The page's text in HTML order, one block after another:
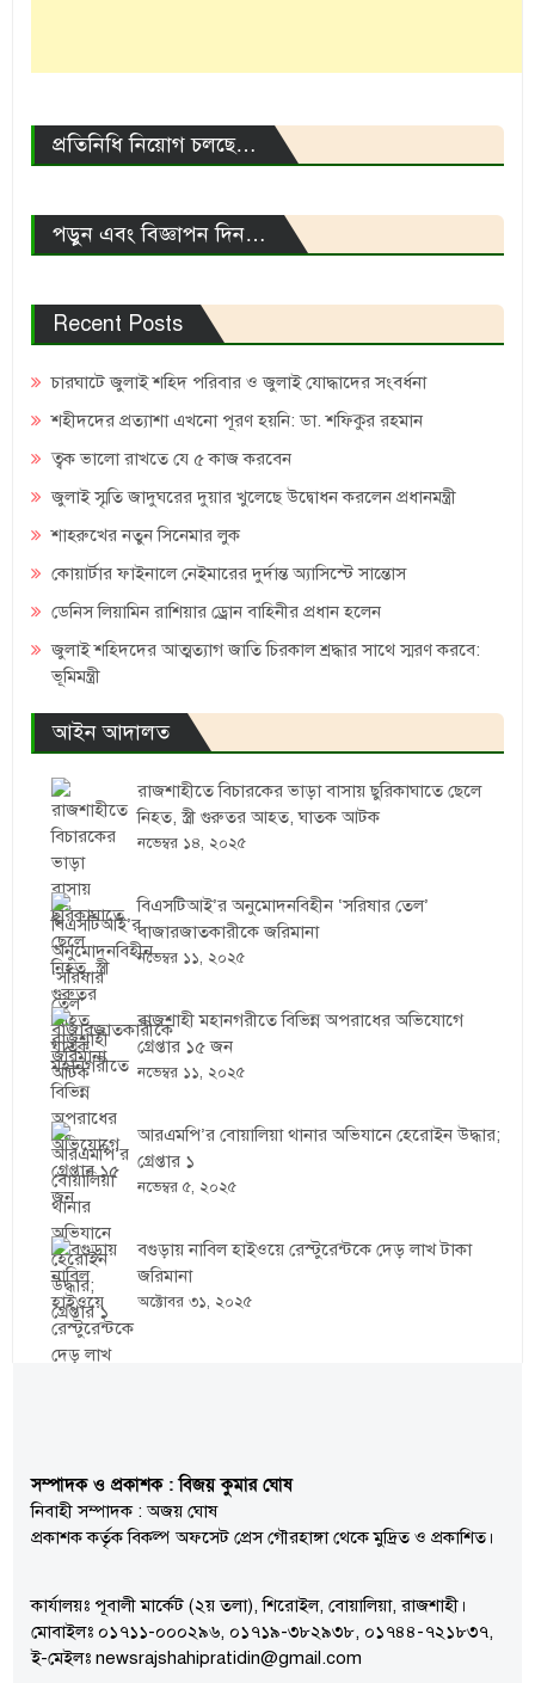
প্রতিনিধি নিয়োগ চলছে…
পড়ুন এবং বিজ্ঞাপন দিন…
Recent Posts
চারঘাটে জুলাই শহিদ পরিবার ও জুলাই যোদ্ধাদের সংবর্ধনা
শহীদদের প্রত্যাশা এখনো পূরণ হয়নি: ডা. শফিকুর রহমান
ত্বক ভালো রাখতে যে ৫ কাজ করবেন
জুলাই স্মৃতি জাদুঘরের দুয়ার খুলেছে উদ্বোধন করলেন প্রধানমন্ত্রী
শাহরুখের নতুন সিনেমার লুক
কোয়ার্টার ফাইনালে নেইমারের দুর্দান্ত অ্যাসিস্টে সান্তোস
ডেনিস লিয়ামিন রাশিয়ার ড্রোন বাহিনীর প্রধান হলেন
জুলাই শহিদদের আত্মত্যাগ জাতি চিরকাল শ্রদ্ধার সাথে স্মরণ করবে:
ভূমিমন্ত্রী
আইন আদালত
রাজশাহীতে বিচারকের ভাড়া বাসায় ছুরিকাঘাতে ছেলে
নিহত, স্ত্রী গুরুতর আহত, ঘাতক আটক
নভেম্বর ১৪, ২০২৫
বিএসটিআই’র অনুমোদনবিহীন ‘সরিষার তেল’
বাজারজাতকারীকে জরিমানা
নভেম্বর ১১, ২০২৫
রাজশাহী মহানগরীতে বিভিন্ন অপরাধের অভিযোগে
গ্রেপ্তার ১৫ জন
নভেম্বর ১১, ২০২৫
আরএমপি’র বোয়ালিয়া থানার অভিযানে হেরোইন উদ্ধার;
গ্রেপ্তার ১
নভেম্বর ৫, ২০২৫
বগুড়ায় নাবিল হাইওয়ে রেস্টুরেন্টকে দেড় লাখ টাকা
জরিমানা
অক্টোবর ৩১, ২০২৫
সম্পাদক ও প্রকাশক : বিজয় কুমার ঘোষ
নিবাহী সম্পাদক : অজয় ঘোষ
প্রকাশক কর্তৃক বিকল্প অফসেট প্রেস গৌরহাঙ্গা থেকে মুদ্রিত ও প্রকাশিত।
কার্যালয়ঃ পূবালী মার্কেট (২য় তলা), শিরোইল, বোয়ালিয়া, রাজশাহী।
মোবাইলঃ ০১৭১১-০০০২৯৬, ০১৭১৯-৩৮২৯৩৮, ০১৭৪৪-৭২১৮৩৭,
ই-মেইলঃ newsrajshahipratidin@gmail.com